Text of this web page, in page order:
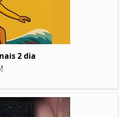
2 dia